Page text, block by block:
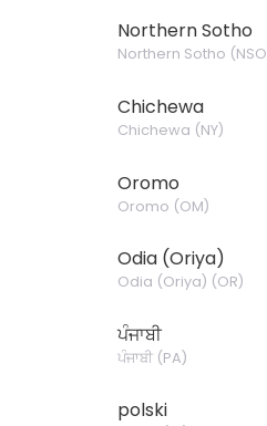
Northern Sotho
Northern Sotho (NSO
Chichewa
Chichewa (NY)
Oromo
Oromo (OM)
Odia (Oriya)
Odia (Oriya) (OR)
ਪੰਜਾਬੀ
ਪੰਜਾਬੀ(PA)
polski